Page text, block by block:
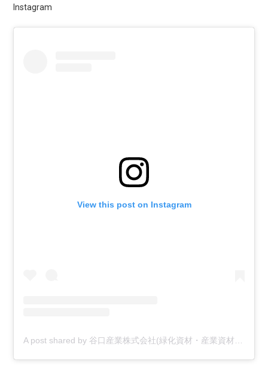
Instagram
View this post on Instagram